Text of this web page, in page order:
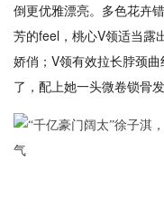
倒更优雅漂亮。多色花卉
芳的feel，桃心V领适当露
娇俏；V领有效拉长脖颈
了，配上她一头微卷锁骨